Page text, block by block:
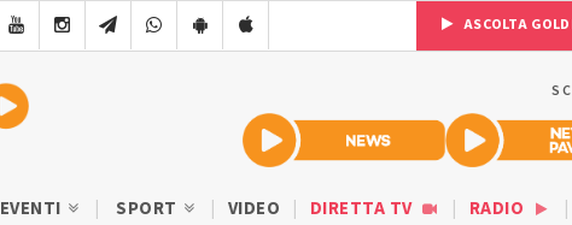
ASCOLTA
EVENTI SPORT VIDEO DIRETTA TV RADIO